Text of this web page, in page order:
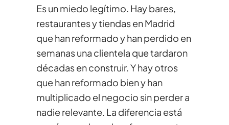
Es un miedo legítimo. Hay bares,
restaurantes y tiendas en Madrid
que han reformado y han perdido en
semanas una clientela que tardaron
décadas en construir. Y hay otros
que han reformado bien y han
multiplicado el negocio sin perder a
nadie relevante. La diferencia está